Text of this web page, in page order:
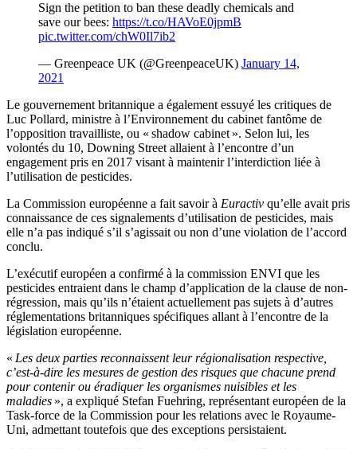
Sign the petition to ban these deadly chemicals and
save our bees: https://t.co/HAVoE0jpmB
pic.twitter.com/chW0Il7ib2
— Greenpeace UK (@GreenpeaceUK) January 14,
2021
Le gouvernement britannique a également essuyé les critiques de
Luc Pollard, ministre à l’Environnement du cabinet fantôme de
l’opposition travailliste, ou « shadow cabinet ». Selon lui, les
volontés du 10, Downing Street allaient à l’encontre d’un
engagement pris en 2017 visant à maintenir l’interdiction liée à
l’utilisation de pesticides.
La Commission européenne a fait savoir à Euractiv qu’elle avait pris
connaissance de ces signalements d’utilisation de pesticides, mais
elle n’a pas indiqué s’il s’agissait ou non d’une violation de l’accord
conclu.
L’exécutif européen a confirmé à la commission ENVI que les
pesticides entraient dans le champ d’application de la clause de non-
régression, mais qu’ils n’étaient actuellement pas sujets à d’autres
réglementations britanniques spécifiques allant à l’encontre de la
législation européenne.
« Les deux parties reconnaissent leur régionalisation respective,
c’est-à-dire les mesures de gestion des risques que chacune prend
pour contenir ou éradiquer les organismes nuisibles et les
maladies », a expliqué Stefan Fuehring, représentant européen de la
Task-force de la Commission pour les relations avec le Royaume-
Uni, admettant toutefois que des exceptions persistaient.